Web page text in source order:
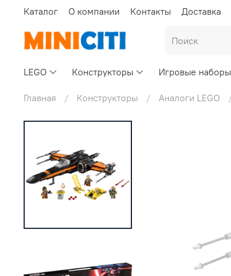
Каталог О компании Контакты Доставка
LEGO Конструкторы Игровые наборы
Главная Конструкторы Аналоги LEGO